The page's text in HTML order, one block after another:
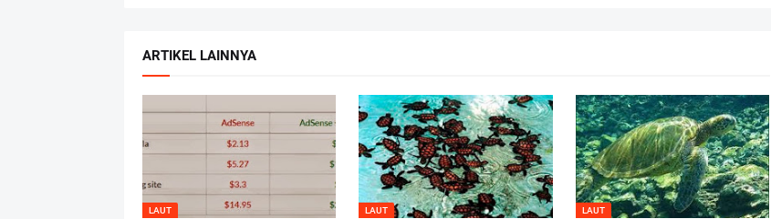
ARTIKEL LAINNYA
LAUT LAUT LAUT